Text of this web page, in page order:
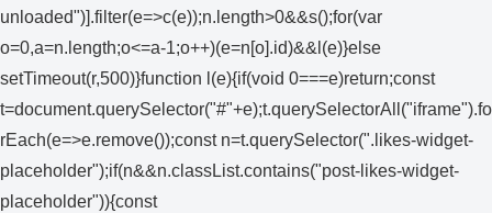
unloaded")].filter(e=>c(e));n.length>0&&s();for(var
o=0,a=n.length;o<=a-1;o++)(e=n[o].id)&&l(e)}else
setTimeout(r,500)}function l(e){if(void 0===e)return;const
t=document.querySelector("#"+e);t.querySelectorAll("iframe").fo
rEach(e=>e.remove());const n=t.querySelector(".likes-widget-
placeholder");if(n&&n.classList.contains("post-likes-widget-
placeholder")){const